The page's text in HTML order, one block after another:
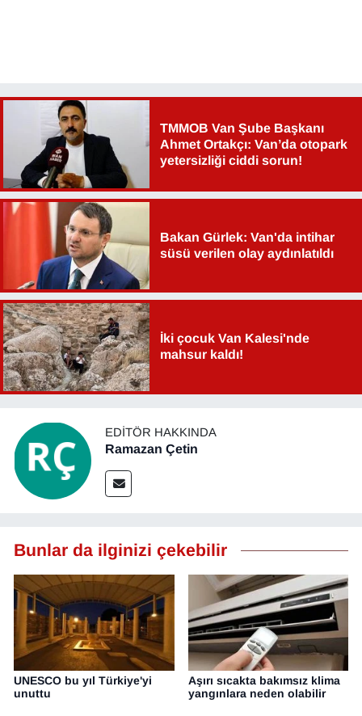
TMMOB Van Şube Başkanı
Ahmet Ortakçı: Van’da otopark
yetersizliği ciddi sorun!
Bakan Gürlek: Van'da intihar
süsü verilen olay aydınlatıldı
İki çocuk Van Kalesi'nde
mahsur kaldı!
EDITÖR HAKKINDA
Ramazan Çetin
Bunlar da ilginizi çekebilir
UNESCO bu yıl Türkiye'yi
unuttu
Aşırı sıcakta bakımsız klima
yangınlara neden olabilir